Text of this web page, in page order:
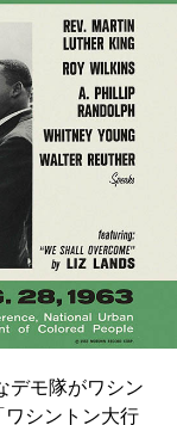
デモ隊がワシン
ワシントン大行